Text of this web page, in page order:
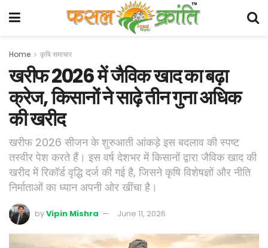
Home कृषि समाचार
खरीफ 2026 में जैविक खाद का बढ़ा
क्रेज, किसानों ने साढ़े तीन गुना अधिक
की खरीद
खरीफ 2026 सीजन के शुरुआती आंकड़े इस बदलाव की स्पष्ट
तस्वीर पेश करते हैं। इस वर्ष देशभर में किसानों द्वारा जैविक खाद की
खरीद में रिकॉर्ड वृद्धि दर्ज की गई है, जिसने कृषि विशेषज्ञों और नीति
निर्माताओं का ध्यान अपनी ओर खींचा है।
byVipin Mishra June 11, 2026